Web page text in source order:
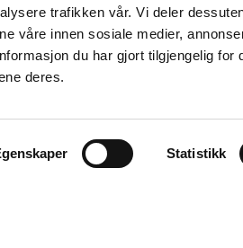
trafikken vår. Vi deler
våre innen sosiale medier,
du har gjort tilgjengelig
deres.
Statistikk